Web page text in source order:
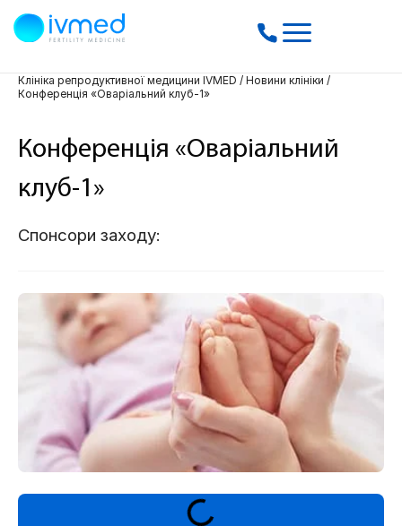
Клініка репродуктивної медицини IVMED / Новини клініки /
Конференція «Оваріальний клуб-1»
Конференція «Оваріальний
клуб-1»
Спонсори заходу: